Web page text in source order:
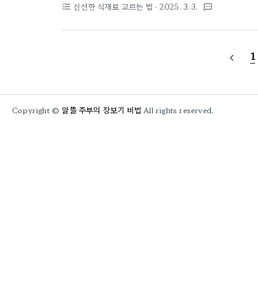
민, 싹 해결해볼까요? 생생함을 판단하는 기본 체크포인트낙지를 고를 때 생생함을 판단하는 건 정말 중
요한 과정 이에요. 전문가들은 몇 가지 핵심적인 체크포인트를 추천하고 있죠. 첫 번째로 주목해야 할 건
format_list_bulleted 신선한 식재료 고르는 법 · 2025. 3. 3. textsms
navigate_before 1
Copyright © 알뜰 주부의 장보기 비법 All rights reserved.